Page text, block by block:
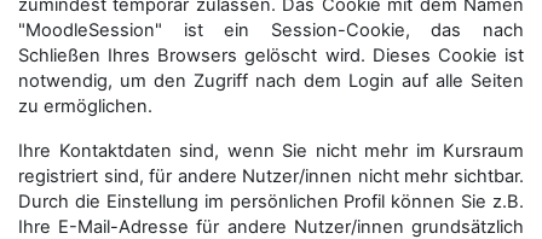
zumindest temporär zulassen. Das Cookie mit dem Namen
"MoodleSession" ist ein Session-Cookie, das nach
Schließen Ihres Browsers gelöscht wird. Dieses Cookie ist
notwendig, um den Zugriff nach dem Login auf alle Seiten
zu ermöglichen.
Ihre Kontaktdaten sind, wenn Sie nicht mehr im Kursraum
registriert sind, für andere Nutzer/innen nicht mehr sichtbar.
Durch die Einstellung im persönlichen Profil können Sie z.B.
Ihre E-Mail-Adresse für andere Nutzer/innen grundsätzlich